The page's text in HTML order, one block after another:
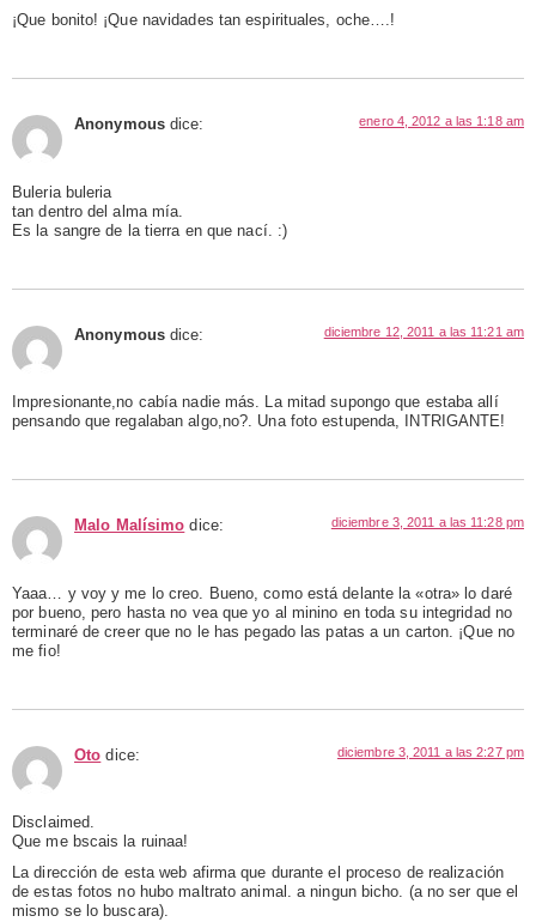
¡Que bonito! ¡Que navidades tan espirituales, oche….!
Anonymous dice: enero 4, 2012 a las 1:18 am
Buleria buleria
tan dentro del alma mía.
Es la sangre de la tierra en que nací. :)
Anonymous dice: diciembre 12, 2011 a las 11:21 am
Impresionante,no cabía nadie más. La mitad supongo que estaba allí
pensando que regalaban algo,no?. Una foto estupenda, INTRIGANTE!
Malo Malísimo dice: diciembre 3, 2011 a las 11:28 pm
Yaaa… y voy y me lo creo. Bueno, como está delante la «otra» lo daré
por bueno, pero hasta no vea que yo al minino en toda su integridad no
terminaré de creer que no le has pegado las patas a un carton. ¡Que no
me fio!
Oto dice: diciembre 3, 2011 a las 2:27 pm
Disclaimed.
Que me bscais la ruinaa!
La dirección de esta web afirma que durante el proceso de realización
de estas fotos no hubo maltrato animal. a ningun bicho. (a no ser que el
mismo se lo buscara).